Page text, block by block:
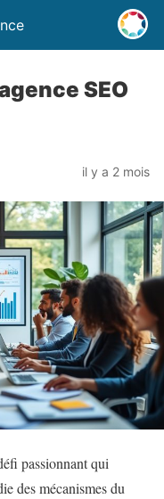
SEO
il y a 2 mois
passionnant qui
des mécanismes du